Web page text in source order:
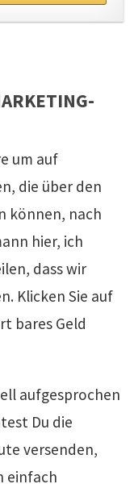
I
um auf
die über den
können, nach
hier, ich
dass wir
Klicken Sie auf
bares Geld
aufgesprochen
Du die
versenden,
einfach